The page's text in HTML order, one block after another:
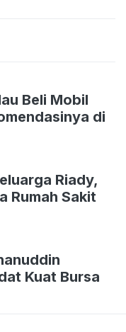
Beli Mobil
di
Riady,
Rumah Sakit
Kuat Bursa